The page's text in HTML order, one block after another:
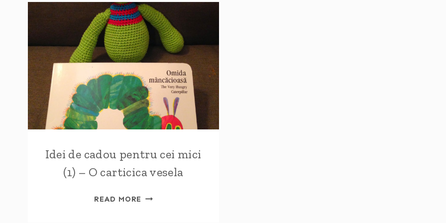
Idei de cadou pentru cei mici
(1) – O carticica vesela
READ MORE IDEI